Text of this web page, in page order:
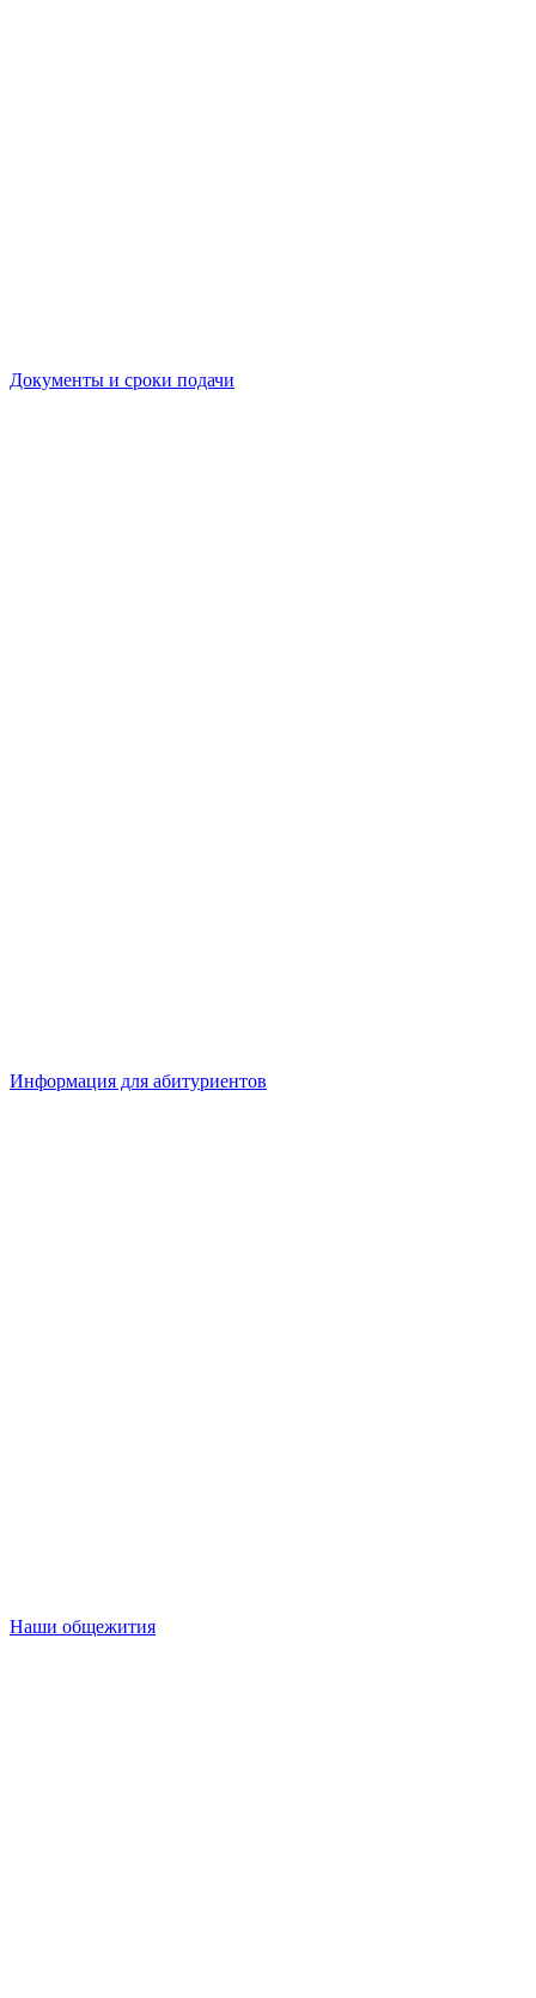
Документы и сроки подачи
Информация для абитуриентов
Наши общежития